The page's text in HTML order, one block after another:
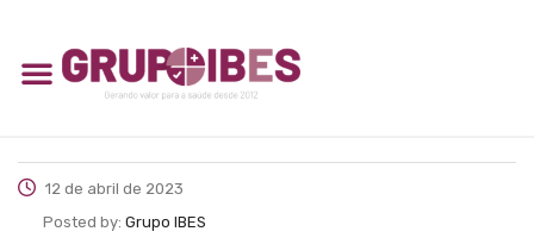
12 de abril de 2023
Posted by: Grupo IBES